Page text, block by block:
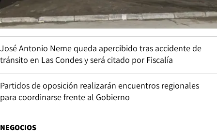
José Antonio Neme queda apercibido tras accidente de
tránsito en Las Condes y será citado por Fiscalía
Partidos de oposición realizarán encuentros regionales
para coordinarse frente al Gobierno
NEGOCIOS